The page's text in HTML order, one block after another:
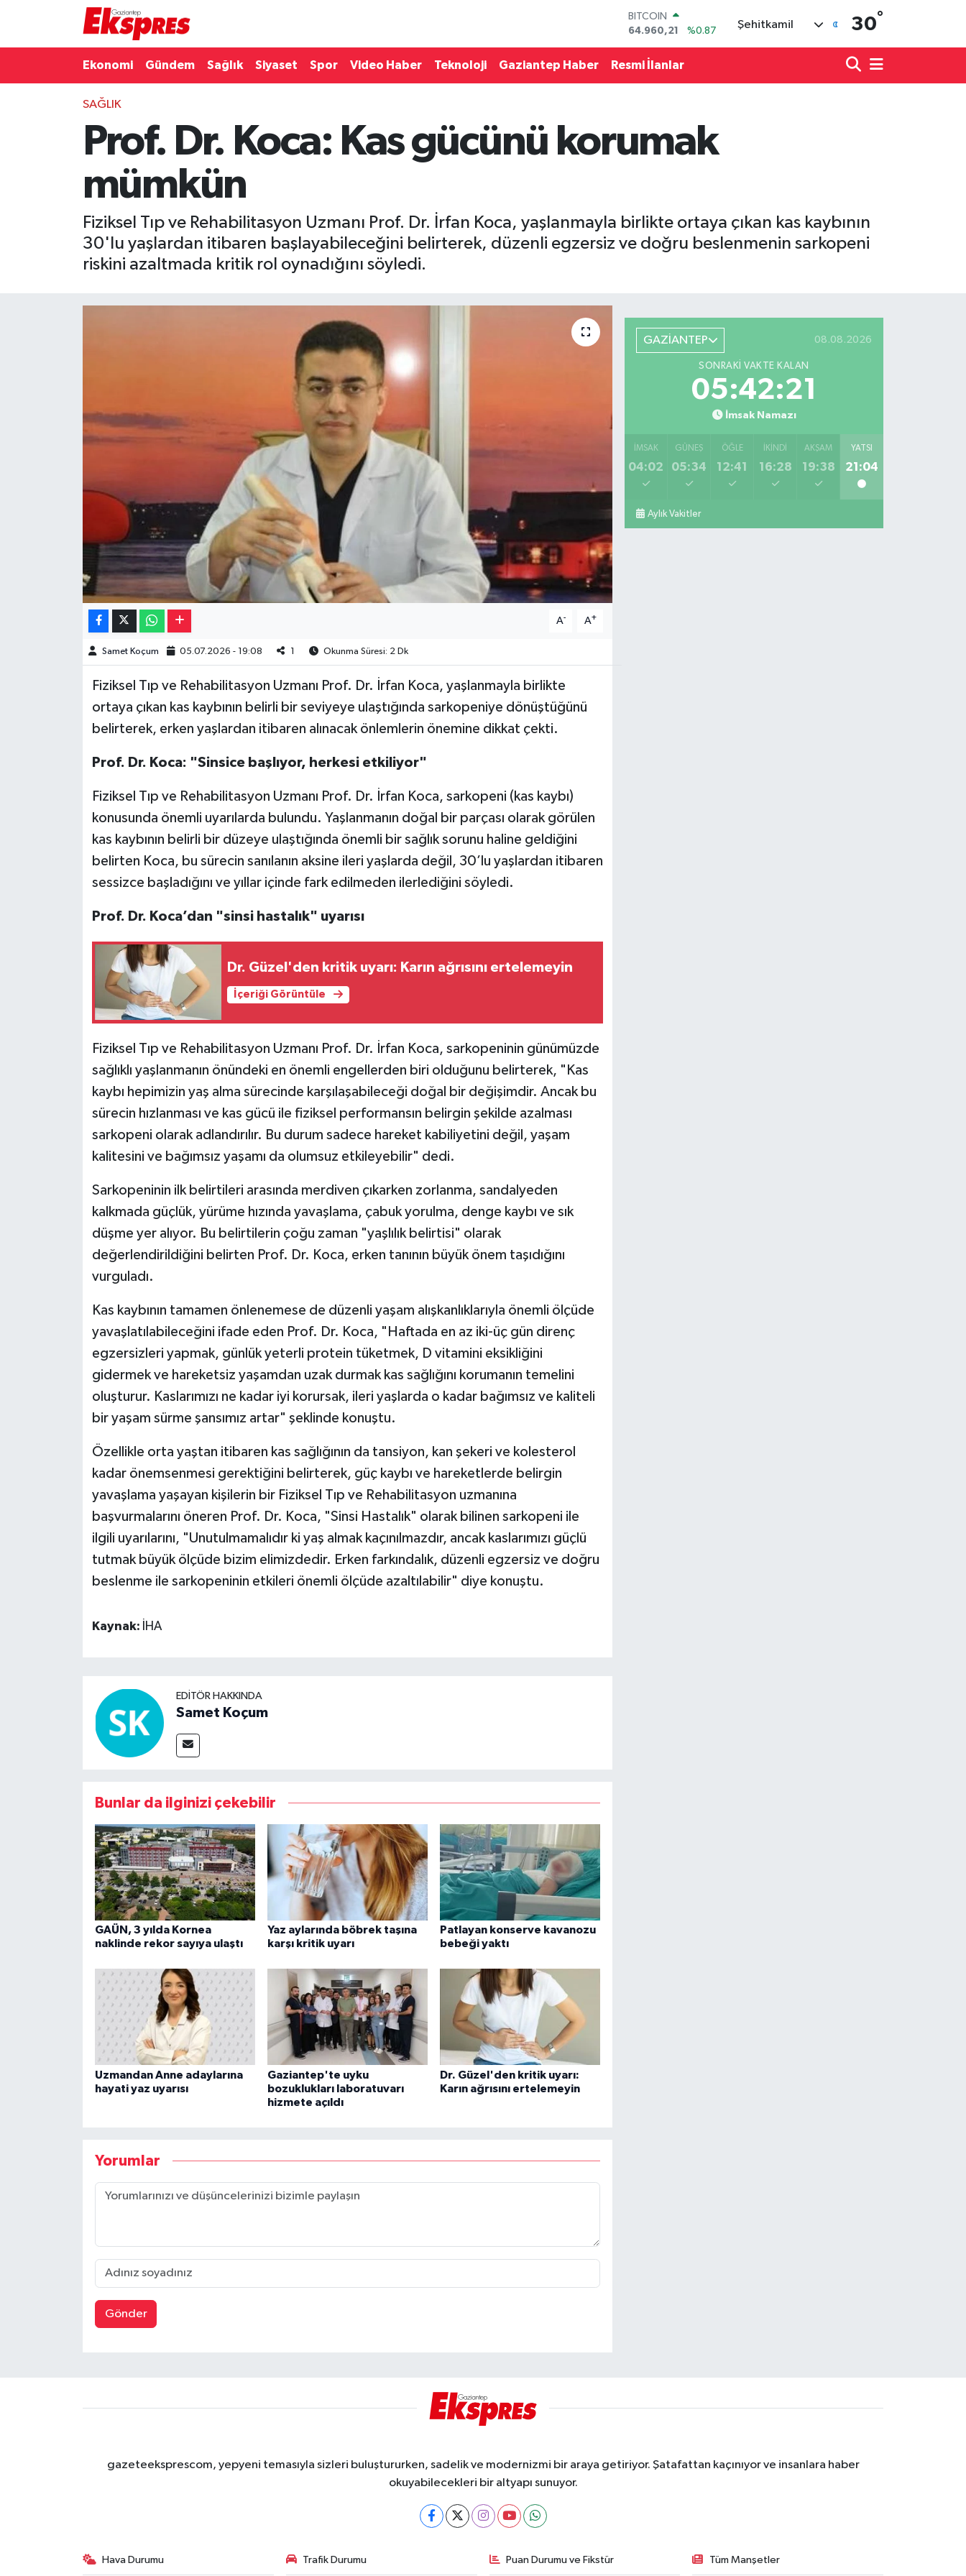
64.960,21
DOLAR
47,7436
%0.18
EURO
6648.99
%2.59
BİST100
Şehitkamil 30°
Ekonomi Gündem Sağlık Siyaset Spor Video Haber Teknoloji Gaziantep Haber Resmi İlanlar
SAĞLIK
Prof. Dr. Koca: Kas gücünü korumak
mümkün
Fiziksel Tıp ve Rehabilitasyon Uzmanı Prof. Dr. İrfan Koca, yaşlanmayla birlikte ortaya çıkan kas kaybının
30'lu yaşlardan itibaren başlayabileceğini belirterek, düzenli egzersiz ve doğru beslenmenin sarkopeni
riskini azaltmada kritik rol oynadığını söyledi.
A- A+
Samet Koçum 05.07.2026 - 19:08 Okunma Süresi: 2 Dk
Fiziksel Tıp ve Rehabilitasyon Uzmanı Prof. Dr. İrfan Koca, yaşlanmayla birlikte
ortaya çıkan kas kaybının belirli bir seviyeye ulaştığında sarkopeniye dönüştüğünü
belirterek, erken yaşlardan itibaren alınacak önlemlerin önemine dikkat çekti.
Prof. Dr. Koca: "Sinsice başlıyor, herkesi etkiliyor"
Fiziksel Tıp ve Rehabilitasyon Uzmanı Prof. Dr. İrfan Koca, sarkopeni (kas kaybı)
konusunda önemli uyarılarda bulundu. Yaşlanmanın doğal bir parçası olarak görülen
kas kaybının belirli bir düzeye ulaştığında önemli bir sağlık sorunu haline geldiğini
belirten Koca, bu sürecin sanılanın aksine ileri yaşlarda değil, 30’lu yaşlardan itibaren
sessizce başladığını ve yıllar içinde fark edilmeden ilerlediğini söyledi.
Prof. Dr. Koca’dan "sinsi hastalık" uyarısı
Dr. Güzel'den kritik uyarı: Karın ağrısını ertelemeyin
İçeriği Görüntüle
Fiziksel Tıp ve Rehabilitasyon Uzmanı Prof. Dr. İrfan Koca, sarkopeninin günümüzde
sağlıklı yaşlanmanın önündeki en önemli engellerden biri olduğunu belirterek, "Kas
kaybı hepimizin yaş alma sürecinde karşılaşabileceği doğal bir değişimdir. Ancak bu
sürecin hızlanması ve kas gücü ile fiziksel performansın belirgin şekilde azalması
sarkopeni olarak adlandırılır. Bu durum sadece hareket kabiliyetini değil, yaşam
kalitesini ve bağımsız yaşamı da olumsuz etkileyebilir" dedi.
Sarkopeninin ilk belirtileri arasında merdiven çıkarken zorlanma, sandalyeden
kalkmada güçlük, yürüme hızında yavaşlama, çabuk yorulma, denge kaybı ve sık
düşme yer alıyor. Bu belirtilerin çoğu zaman "yaşlılık belirtisi" olarak
değerlendirildiğini belirten Prof. Dr. Koca, erken tanının büyük önem taşıdığını
vurguladı.
Kas kaybının tamamen önlenemese de düzenli yaşam alışkanlıklarıyla önemli ölçüde
yavaşlatılabileceğini ifade eden Prof. Dr. Koca, "Haftada en az iki-üç gün direnç
egzersizleri yapmak, günlük yeterli protein tüketmek, D vitamini eksikliğini
gidermek ve hareketsiz yaşamdan uzak durmak kas sağlığını korumanın temelini
oluşturur. Kaslarımızı ne kadar iyi korursak, ileri yaşlarda o kadar bağımsız ve kaliteli
bir yaşam sürme şansımız artar" şeklinde konuştu.
Özellikle orta yaştan itibaren kas sağlığının da tansiyon, kan şekeri ve kolesterol
kadar önemsenmesi gerektiğini belirterek, güç kaybı ve hareketlerde belirgin
yavaşlama yaşayan kişilerin bir Fiziksel Tıp ve Rehabilitasyon uzmanına
başvurmalarını öneren Prof. Dr. Koca, "Sinsi Hastalık" olarak bilinen sarkopeni ile
ilgili uyarılarını, "Unutulmamalıdır ki yaş almak kaçınılmazdır, ancak kaslarımızı güçlü
tutmak büyük ölçüde bizim elimizdedir. Erken farkındalık, düzenli egzersiz ve doğru
beslenme ile sarkopeninin etkileri önemli ölçüde azaltılabilir" diye konuştu.
Kaynak: İHA
EDITÖR HAKKINDA
Samet Koçum
Bunlar da ilginizi çekebilir
GAÜN, 3 yılda Kornea
naklinde rekor sayıya ulaştı
Yaz aylarında böbrek taşına
karşı kritik uyarı
Patlayan konserve kavanozu
bebeği yaktı
Uzmandan Anne adaylarına
hayati yaz uyarısı
Gaziantep'te uyku
bozuklukları laboratuvarı
hizmete açıldı
Dr. Güzel'den kritik uyarı:
Karın ağrısını ertelemeyin
Yorumlar
Gönder
GAZİANTEP 08.08.2026
SONRAKI VAKTE KALAN
05:42:20
İmsak Namazı
İMSAK
04:02
GÜNEŞ
05:34
ÖĞLE
12:41
İKINDI
16:28
AKŞAM
19:38
YATSI
21:04
Aylık Vakitler
gazeteeksprescom, yepyeni temasıyla sizleri buluştururken, sadelik ve modernizmi bir araya getiriyor. Şatafattan kaçınıyor ve insanlara haber
okuyabilecekleri bir altyapı sunuyor.
Hava Durumu Trafik Durumu Puan Durumu ve Fikstür Tüm Manşetler
Gaziantep son dakika
Gündem
Haberler
Resmi İlanlar
Sinemalar
Teknoloji
Video Haber
Puan Durumu ve Fikstür
Son Dakika Haberleri
Haber Arşivi